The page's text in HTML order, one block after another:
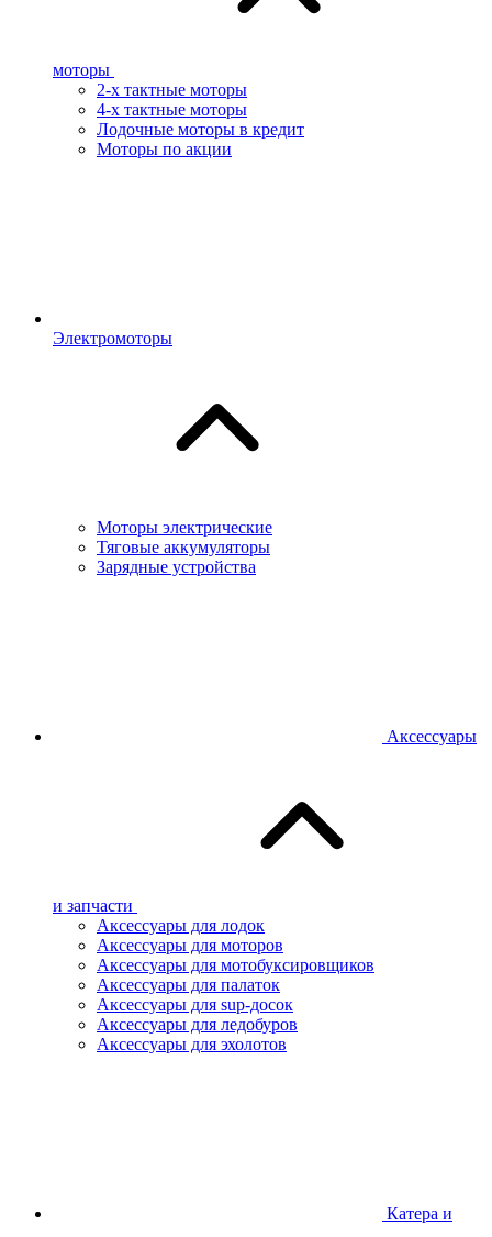
моторы
2-х тактные моторы
4-х тактные моторы
Лодочные моторы в кредит
Моторы по акции
Электромоторы
Моторы электрические
Тяговые аккумуляторы
Зарядные устройства
Аксессуары
и запчасти
Аксессуары для лодок
Аксессуары для моторов
Аксессуары для мотобуксировщиков
Аксессуары для палаток
Аксессуары для sup-досок
Аксессуары для ледобуров
Аксессуары для эхолотов
Катера и